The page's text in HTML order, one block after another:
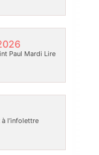
Paul Mardi Lire
l’infolettre